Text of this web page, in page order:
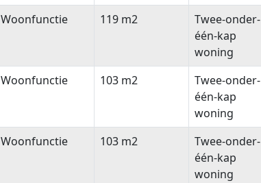
Woonfunctie 119 m2
Twee-onder-
één-kap
woning
Woonfunctie 103 m2
Twee-onder-
één-kap
woning
Woonfunctie 103 m2
Twee-onder-
één-kap
woning